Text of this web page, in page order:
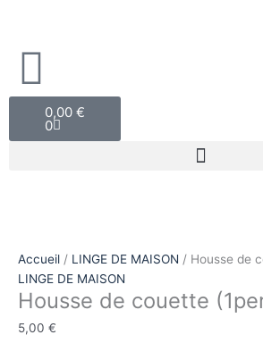
0,00 €
0
Panier
Accueil / LINGE DE MAISON / Housse de
LINGE DE MAISON
Housse de couette
5,00 €
couette
(1pers)